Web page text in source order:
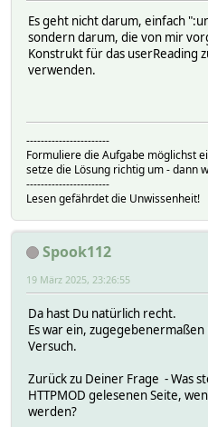
Es geht nicht darum, einfach
sondern darum, die von mir
Konstrukt für das userReading
verwenden.
-----------------------
Formuliere die Aufgabe möglichst
setze die Lösung richtig um - dann
-----------------------
Lesen gefährdet die Unwissenheit!
Spook112
19 März 2025, 23:26:55
Da hast Du natürlich recht.
Es war ein,
Versuch.
Zurück zu Deiner Frage - Was
HTTPMOD gelesenen Seite,
werden?